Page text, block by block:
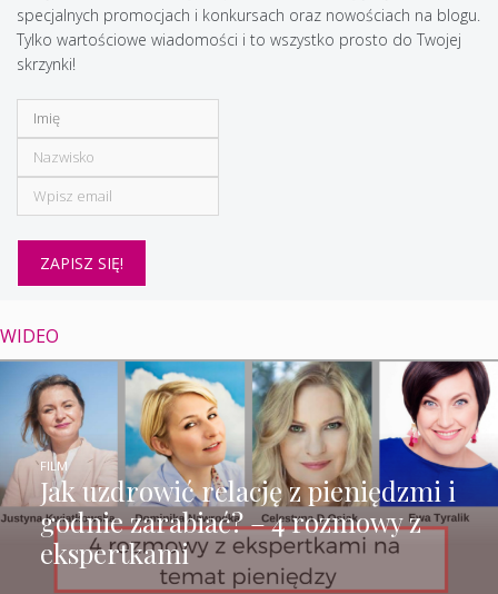
specjalnych promocjach i konkursach oraz nowościach na blogu.
Tylko wartościowe wiadomości i to wszystko prosto do Twojej
skrzynki!
WIDEO
Jak uzdrowić relację z pieniędzmi i
godnie zarabiać? – 4 rozmowy z
ekspertkami
FILM